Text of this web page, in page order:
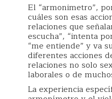
El “armonimetro”,
cuáles son esas
relaciones que
escucha”, “intenta
“me entiende” y va
diferentes acciones
relaciones no solo
laborales o de
La experiencia